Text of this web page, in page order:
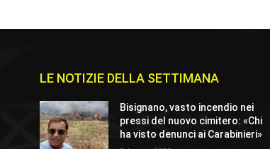
LE NOTIZIE DELLA SETTIMANA
Bisignano, vasto incendio nei
pressi del nuovo cimitero: «Chi
ha visto denunci ai Carabinieri»